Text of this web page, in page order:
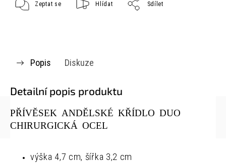
Zeptat se Hlídat Sdílet
Popis Diskuze
Detailní popis produktu
PŘÍVĚSEK ANDĚLSKÉ KŘÍDLO DUO
CHIRURGICKÁ OCEL
výška 4,7 cm, šířka 3,2 cm